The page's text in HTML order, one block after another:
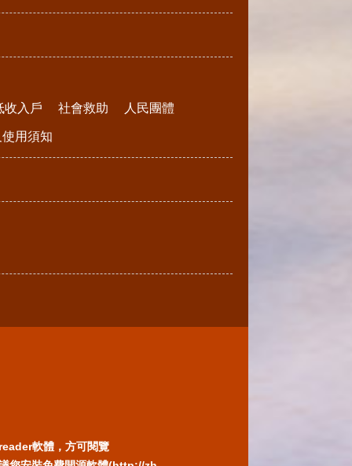
收入戶 社會救助 人民團體
用須知
軟體，方可閱覽